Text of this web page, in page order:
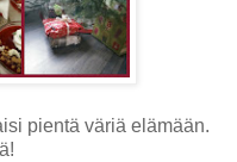
pientä väriä elämään.